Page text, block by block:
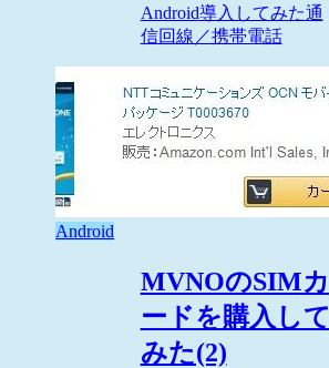
Android導入してみた通
信回線／携帯電話
Android
MVNOのSIMカ
ードを購入して
みた(2)